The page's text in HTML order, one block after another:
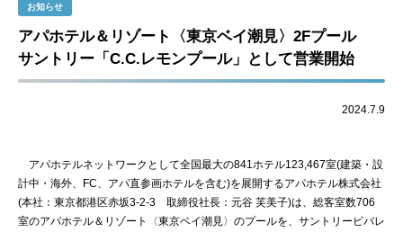
お知らせ
アパホテル＆リゾート〈東京ベイ潮見〉2Fプール
サントリー「C.C.レモンプール」として営業開始
2024.7.9
アパホテルネットワークとして全国最大の841ホテル123,467室(建築・設
計中・海外、FC、アパ直参画ホテルを含む)を展開するアパホテル株式会社
(本社：東京都港区赤坂3-2-3 取締役社長：元谷 芙美子)は、総客室数706
室のアパホテル＆リゾート〈東京ベイ潮見〉のプールを、サントリービバレ